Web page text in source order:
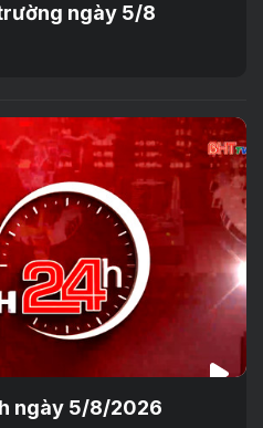
ngày 5/8
ngày 5/8/2026